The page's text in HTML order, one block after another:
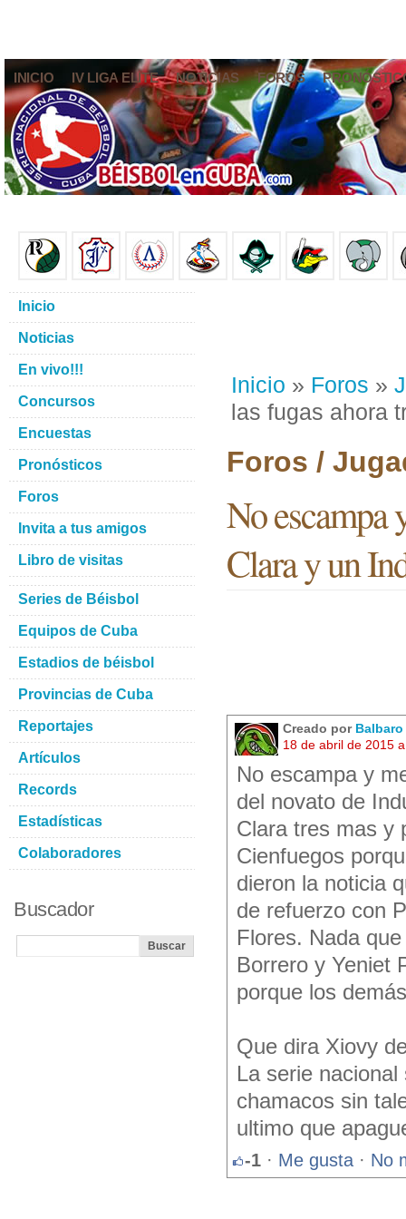
INICIO IV LIGA ELITE NOTICIAS FOROS
Inicio » Foros »
las fugas ahora
Foros /
No escampa
Clara y un
Creado por Balbaro
18 de abril de 2015
No escampa y
del novato de
Clara tres mas y
Cienfuegos
dieron la noticia
de refuerzo con
Flores. Nada
Borrero y Yeniet
porque los
Que dira Xiovy
La serie
chamacos sin
ultimo que
-1 · Me gusta · No
Inicio
Noticias
En vivo!!!
Concursos
Encuestas
Pronósticos
Foros
Invita a tus amigos
Libro de visitas
Series de Béisbol
Equipos de Cuba
Estadios de béisbol
Provincias de Cuba
Reportajes
Artículos
Records
Estadísticas
Colaboradores
Buscador